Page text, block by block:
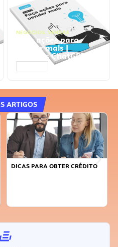
NEGÓCIOS, VENDAS
Faça ações para
vender mais |
Prompts ChatGPT
ARTIGOS
FAÇA A DIFERENÇA: SEJA